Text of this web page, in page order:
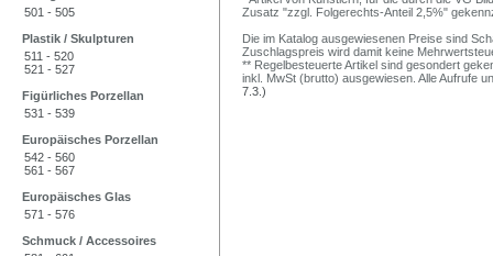
501 - 505
Plastik / Skulpturen
511 - 520
521 - 527
Figürliches Porzellan
531 - 539
Europäisches Porzellan
542 - 560
561 - 567
Europäisches Glas
571 - 576
Schmuck / Accessoires
Zusatz "zzgl. Folgerechts-Anteil 2,5%"
Die im Katalog ausgewiesenen Preise sind
Zuschlagspreis wird damit keine
** Regelbesteuerte Artikel sind gesondert
inkl. MwSt (brutto) ausgewiesen. Alle Aufrufe
7.3.)